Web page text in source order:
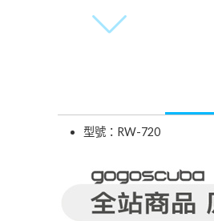
型號：RW-720